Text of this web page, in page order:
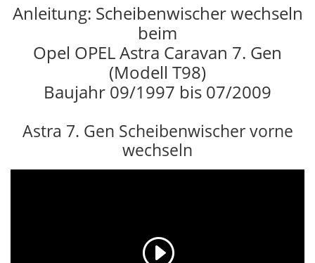
Anleitung: Scheibenwischer wechseln
beim
Opel OPEL Astra Caravan 7. Gen
(Modell T98)
Baujahr 09/1997 bis 07/2009
Astra 7. Gen Scheibenwischer vorne
wechseln